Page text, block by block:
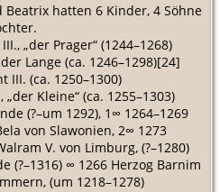
Beatrix hatten 6 Kinder, 4 Söhne
III., „der Prager“ (1244–1268)
Lange (ca. 1246–1298)[24]
III. (ca. 1250–1300)
„der Kleine“ (ca. 1255–1303)
(?–um 1292), 1∞ 1264–1269
von Slawonien, 2∞ 1273
V. von Limburg, (?–1280)
(?–1316) ∞ 1266 Herzog Barnim
(um 1218–1278)